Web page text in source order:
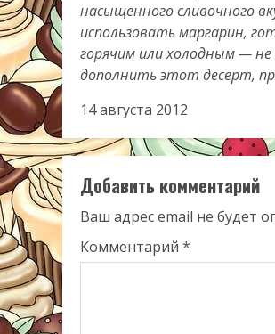
насыщенного сливочного
использовать маргарин,
горячим или холодным —
дополнить этот десерт,
14 августа 2012
Добавить комментарий
Ваш адрес email не будет
Комментарий *